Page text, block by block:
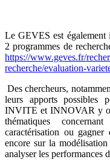
Le GEVES est également
2 programmes de
https://www.geves.fr/
recherche/evaluation-
Des chercheurs,
leurs apports possibles
INVITE et INNOVAR y
thématiques
caractérisation ou
encore sur la modélisation
analyser les performances